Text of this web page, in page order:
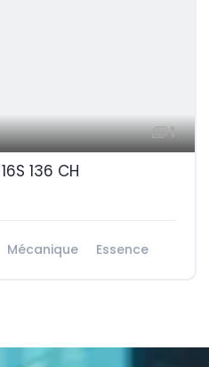
1
136 CH
Mécanique Essence